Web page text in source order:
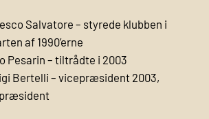
Salvatore – styrede klubben i
af 1990’erne
Pesarin – tiltrådte i 2003
Bertelli – vicepræsident 2003,